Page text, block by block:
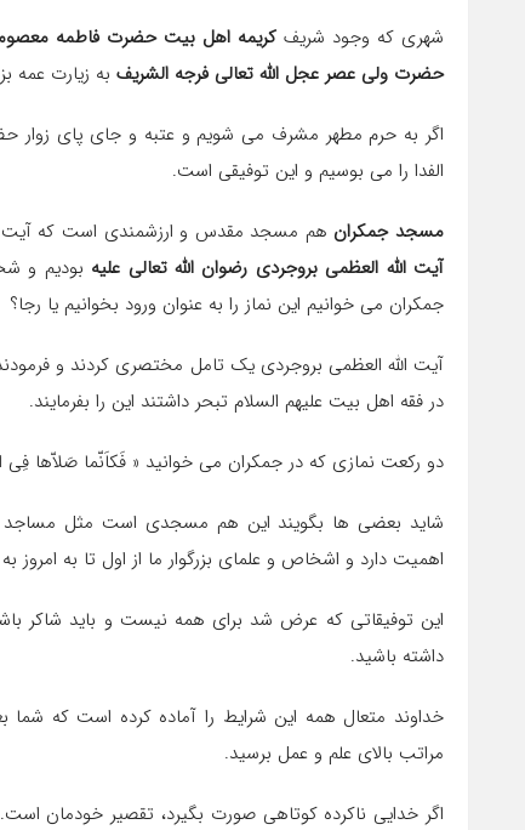
شهری که وجود شریفکریمه اهل بیت حضرت فاطمه معصومه
حضرت ولی عصر عجل الله تعالی فرجه الشریف به زیارت عمه
اگر به حرم مطهر مشرف می شویم و عتبه و جای پای زوار
الفدا را می بوسیم و این توفیقی است.
مسجد جمکران هم مسجد مقدس و ارزشمندی است که آیت
آیت الله العظمی بروجردی رضوان الله تعالی علیه بودیم و
جمکران می خوانیم این نماز را به عنوان ورود بخوانیم یا رجا؟
آیت الله العظمی بروجردی یک تامل مختصری کردند و
در فقه اهل بیت علیهم السلام تبحر داشتند این را بفرمایند.
دو رکعت نمازی که در جمکران می خوانید « فَکاَنّما صَلاّها فِى الْبَیتِ العَتیقِ»(2)
اهمیت دارد و اشخاص و علمای بزرگوار ما از اول تا به
این توفیقاتی که عرض شد برای همه نیست و باید شاکر
داشته باشید.
خداوند متعال همه این شرایط را آماده کرده است که شما
مراتب بالای علم و عمل برسید.
اگر خدایی ناکرده کوتاهی صورت بگیرد، تقصیر خودمان